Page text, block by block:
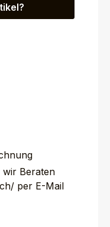
wir Beraten
per E-Mail